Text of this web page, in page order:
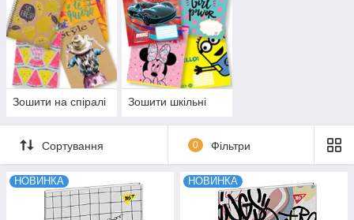
Зошити на спіралі Зошити шкільні
Сортування 0 Фільтри
НОВИНКА НОВИНКА